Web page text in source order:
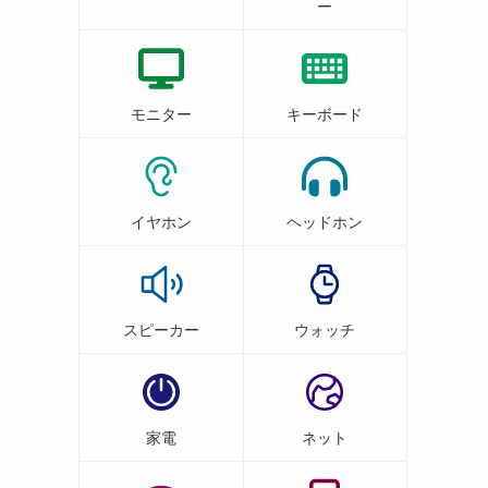
ー
モニター キーボード
イヤホン ヘッドホン
スピーカー ウォッチ
家電 ネット